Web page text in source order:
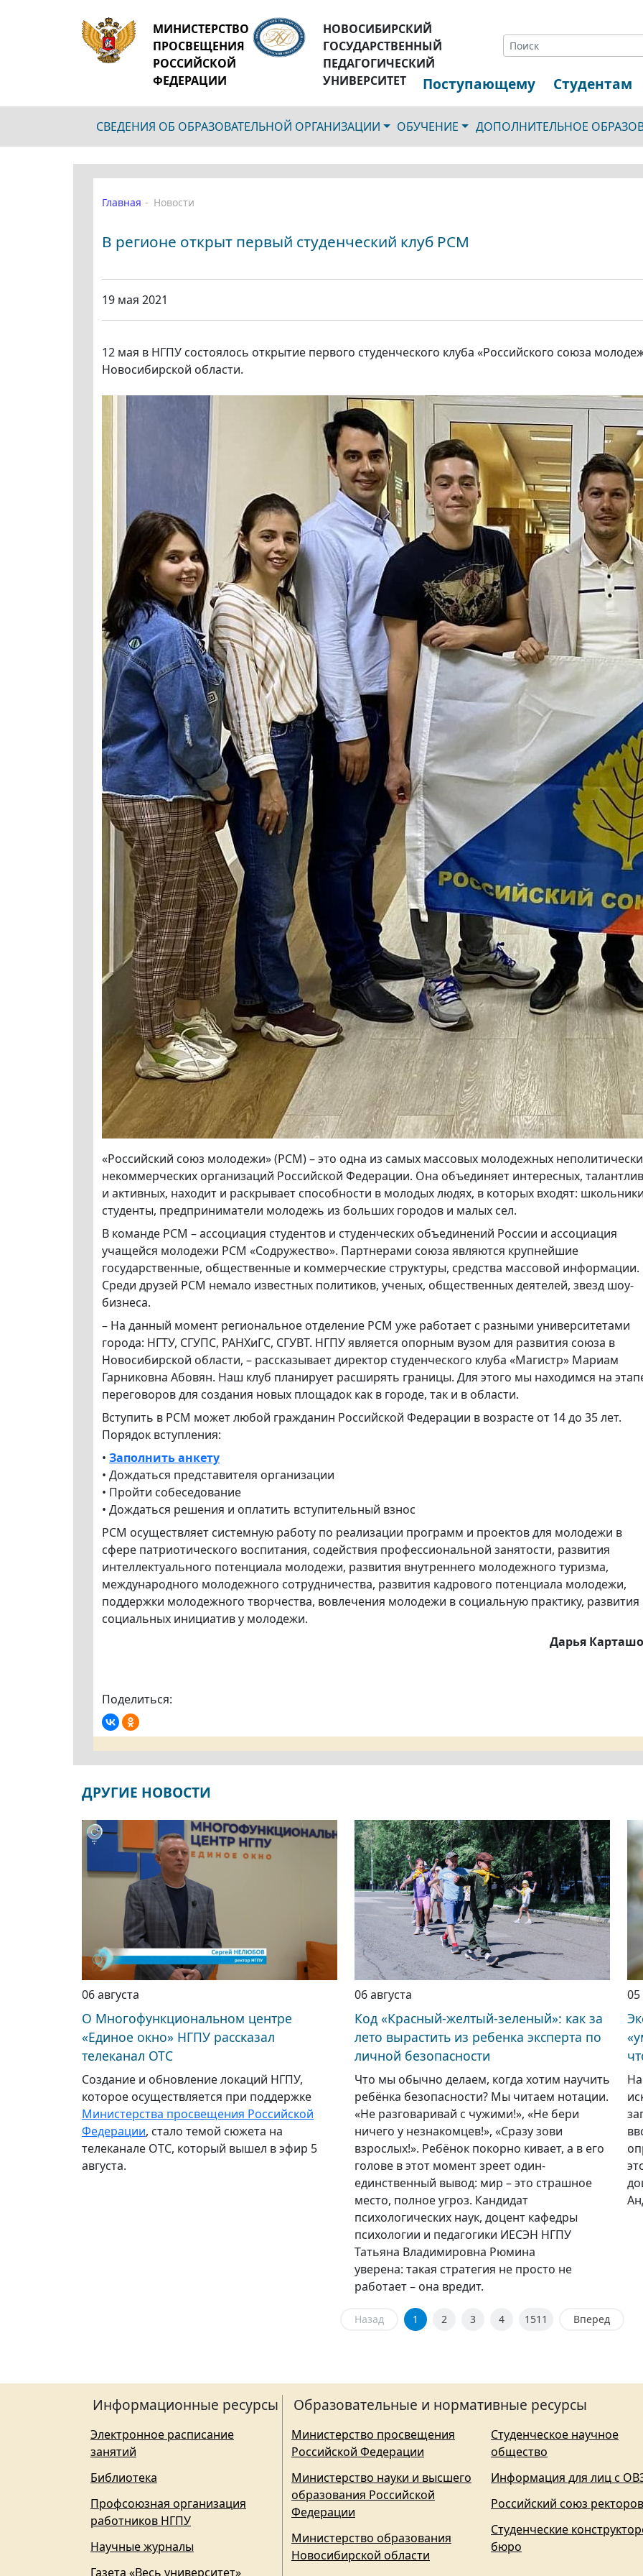
МИНИСТЕРСТВО
ПРОСВЕЩЕНИЯ
РОССИЙСКОЙ
ФЕДЕРАЦИИ
НОВОСИБИРСКИЙ
ГОСУДАРСТВЕННЫЙ
ПЕДАГОГИЧЕСКИЙ
УНИВЕРСИТЕТ
Поступающему Студентам
СВЕДЕНИЯ ОБ ОБРАЗОВАТЕЛЬНОЙ ОРГАНИЗАЦИИ ОБУЧЕНИЕ ДОПОЛНИТЕЛЬНОЕ
Главная Новости
В регионе открыт первый студенческий клуб РСМ
19 мая 2021
12 мая в НГПУ состоялось открытие первого студенческого клуба «Российского cоюза
Новосибирской области.
«Российский союз молодежи» (РСМ) – это одна из самых массовых молодежных
некоммерческих организаций Российской Федерации. Она объединяет интересных,
и активных, находит и раскрывает способности в молодых людях, в которых входят:
студенты, предприниматели молодежь из больших городов и малых сел.
В команде РСМ – ассоциация студентов и студенческих объединений России и ассоциация
учащейся молодежи РСМ «Содружество». Партнерами союза являются крупнейшие
государственные, общественные и коммерческие структуры, средства массовой информации.
Среди друзей РСМ немало известных политиков, ученых, общественных деятелей, звезд шоу-
бизнеса.
– На данный момент региональное отделение РСМ уже работает с разными университетами
города: НГТУ, СГУПС, РАНХиГС, СГУВТ. НГПУ является опорным вузом для развития союза в
Новосибирской области, – рассказывает директор студенческого клуба «Магистр» Мариам
Гарниковна Абовян. Наш клуб планирует расширять границы. Для этого мы находимся на
переговоров для создания новых площадок как в городе, так и в области.
Вступить в РСМ может любой гражданин Российской Федерации в возрасте от 14 до 35 лет.
Порядок вступления:
• Заполнить анкету
• Дождаться представителя организации
• Пройти собеседование
• Дождаться решения и оплатить вступительный взнос
РСМ осуществляет системную работу по реализации программ и проектов для молодежи в
сфере патриотического воспитания, содействия профессиональной занятости, развития
интеллектуального потенциала молодежи, развития внутреннего молодежного туризма,
международного молодежного сотрудничества, развития кадрового потенциала молодежи,
поддержки молодежного творчества, вовлечения молодежи в социальную практику, развития
социальных инициатив у молодежи.
Дарья
Поделиться:
ДРУГИЕ НОВОСТИ
06 августа
О Многофункциональном центре
«Единое окно» НГПУ рассказал
телеканал ОТС
Создание и обновление локаций НГПУ,
которое осуществляется при поддержке
Министерства просвещения Российской
Федерации, стало темой сюжета на
телеканале ОТС, который вышел в эфир 5
августа.
06 августа
Код «Красный-желтый-зеленый»: как за
лето вырастить из ребенка эксперта по
личной безопасности
Что мы обычно делаем, когда хотим научить
ребёнка безопасности? Мы читаем нотации.
«Не разговаривай с чужими!», «Не бери
ничего у незнакомцев!», «Сразу зови
взрослых!». Ребёнок покорно кивает, а в его
голове в этот момент зреет один-
единственный вывод: мир – это страшное
место, полное угроз. Кандидат
психологических наук, доцент кафедры
психологии и педагогики ИЕСЭН НГПУ
Татьяна Владимировна Рюмина
уверена: такая стратегия не просто не
работает – она вредит.
05
Назад 1 2 3 4 1511 Вперед
Информационные ресурсы
Электронное расписание
занятий
Библиотека
Профсоюзная организация
работников НГПУ
Научные журналы
Газета «Весь университет»
Образовательные и нормативные ресурсы
Министерство просвещения
Российской Федерации
Министерство науки и высшего
образования Российской
Федерации
Министерство образования
Новосибирской области
Студенческое научное
общество
Информация для лиц с
Российский союз ректоров
Студенческие
бюро